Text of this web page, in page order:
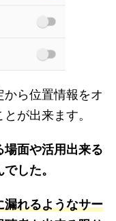
ら位置情報をオ
が出来ます。
面や活用出来る
した。
漏れるようなサー